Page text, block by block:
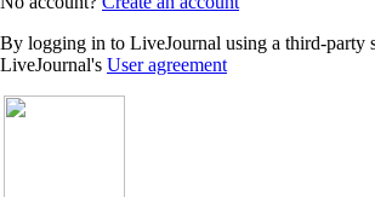
By logging in to LiveJournal using a third-party
LiveJournal's User agreement